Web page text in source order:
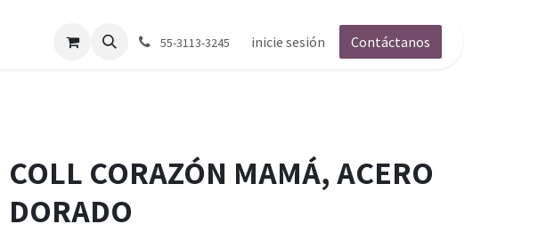
55-3113-3245 inicie sesión Contáctanos
COLL CORAZÓN MAMÁ, ACERO
DORADO